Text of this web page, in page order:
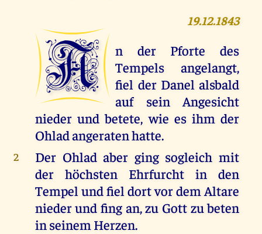
19.12.1843
A
n der Pforte des
Tempels angelangt,
fiel der Danel alsbald
auf sein Angesicht
nieder und betete, wie es ihm der
Ohlad angeraten hatte.
2
Der Ohlad aber ging sogleich mit
der höchsten Ehrfurcht in den
Tempel und fiel dort vor dem Altare
nieder und fing an, zu Gott zu beten
in seinem Herzen.